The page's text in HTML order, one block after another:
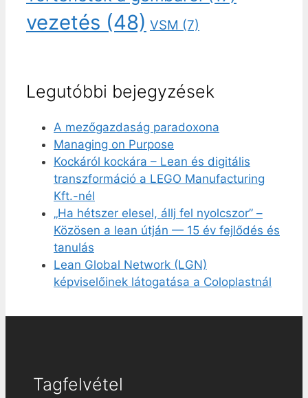
vezetés (48) VSM (7)
Legutóbbi bejegyzések
A mezőgazdaság paradoxona
Managing on Purpose
Kockáról kockára – Lean és digitális
transzformáció a LEGO Manufacturing
Kft.-nél
„Ha hétszer elesel, állj fel nyolcszor” –
Közösen a lean útján — 15 év fejlődés és
tanulás
Lean Global Network (LGN)
képviselőinek látogatása a Coloplastnál
Tagfelvétel